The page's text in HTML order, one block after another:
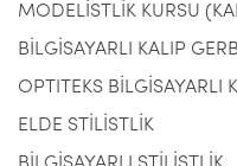
MODELİSTLİK KURSU
BİLGİSAYARLI KALIP
OPTITEKS BİLGİSAYARLI
ELDE STİLİSTLİK